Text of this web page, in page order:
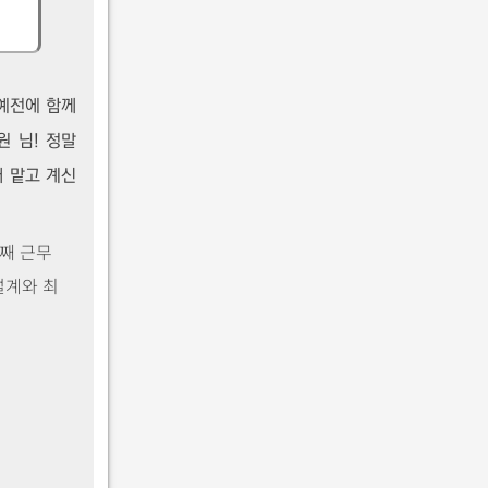
에 함께
님! 정말
맡고 계신
근무
와 최